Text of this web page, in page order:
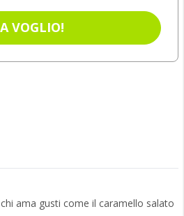
VOGLIO!
ama gusti come il caramello salato